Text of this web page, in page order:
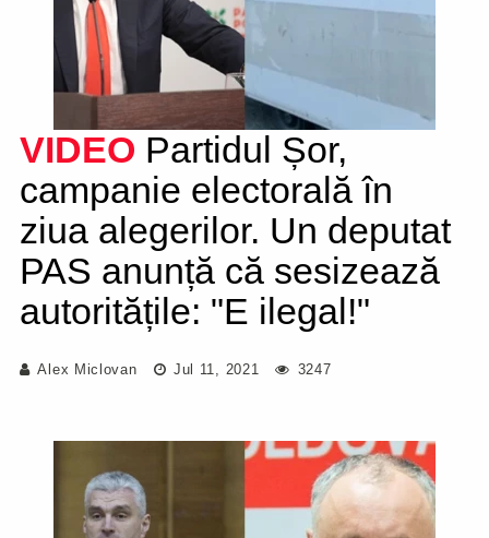
VIDEO Partidul Șor,
campanie electorală în
ziua alegerilor. Un deputat
PAS anunță că sesizează
autoritățile: "E ilegal!"
Alex Miclovan Jul 11, 2021 3247